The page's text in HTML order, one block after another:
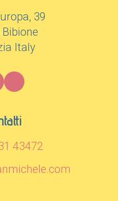
39
Italy
43472